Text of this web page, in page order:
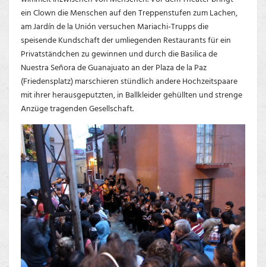
ein Clown die Menschen auf den Treppenstufen zum Lachen,
am Jardín de la Unión versuchen Mariachi-Trupps die
speisende Kundschaft der umliegenden Restaurants für ein
Privatständchen zu gewinnen und durch die Basilica de
Nuestra Señora de Guanajuato an der Plaza de la Paz
(Friedensplatz) marschieren stündlich andere Hochzeitspaare
mit ihrer herausgeputzten, in Ballkleider gehüllten und strenge
Anzüge tragenden Gesellschaft.